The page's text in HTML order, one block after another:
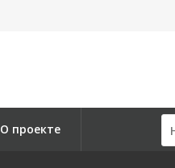
О проекте